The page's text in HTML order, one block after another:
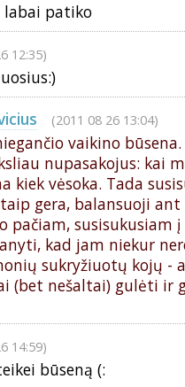
patiko
12:35)
(2011 08 26 13:04)
vaikino
nupasakojus: kai
kiek vėsoka. Tada
gera, balansuoji ant
pačiam, susisukusiam
kad jam niekur
sukryžiuotų kojų -
(bet nešaltai) gulėti ir
14:59)
būseną (: